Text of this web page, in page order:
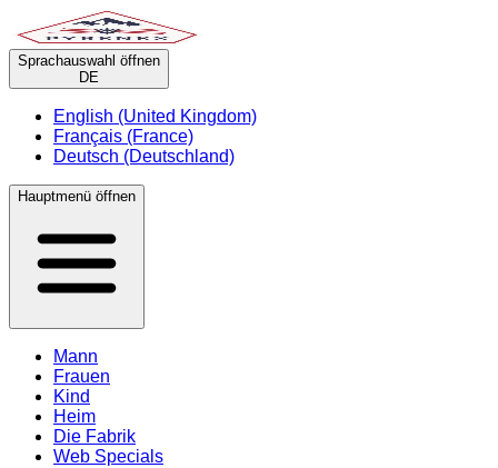
Sprachauswahl öffnen
DE
English (United Kingdom)
Français (France)
Deutsch (Deutschland)
Hauptmenü öffnen
Mann
Frauen
Kind
Heim
Die Fabrik
Web Specials